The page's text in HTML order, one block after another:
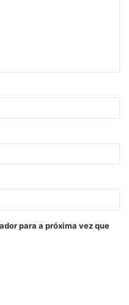
para a próxima vez que